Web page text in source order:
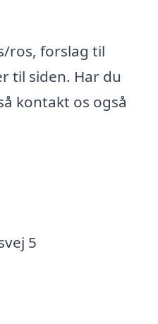
ros, forslag til
til siden. Har du
kontakt os også
5